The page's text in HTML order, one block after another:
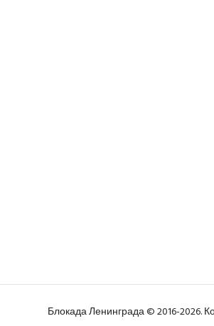
Блокада Ленинграда © 2016-